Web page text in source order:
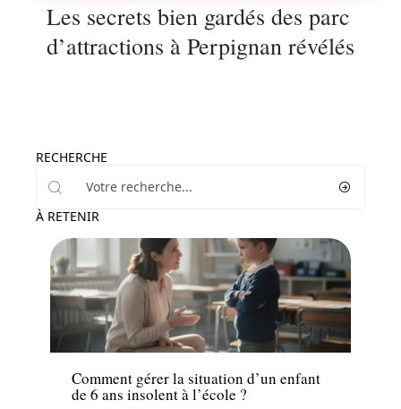
Les secrets bien gardés des parc
d’attractions à Perpignan révélés
RECHERCHE
À RETENIR
Parents
Comment gérer la situation d’un enfant
de 6 ans insolent à l’école ?